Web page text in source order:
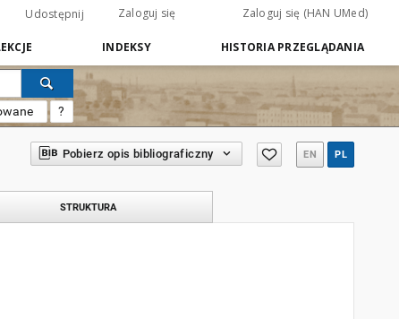
Udostępnij Zaloguj się Zaloguj się (HAN UMed)
INDEKSY HISTORIA PRZEGLĄDANIA
?
Pobierz opis bibliograficzny EN PL
STRUKTURA